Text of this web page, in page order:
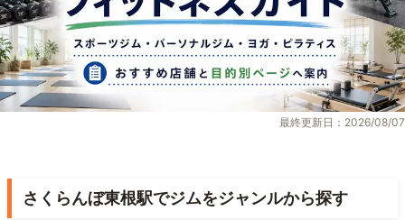
最終更新日：2026/08/07
さくらんぼ東根駅でジムをジャンルから探す